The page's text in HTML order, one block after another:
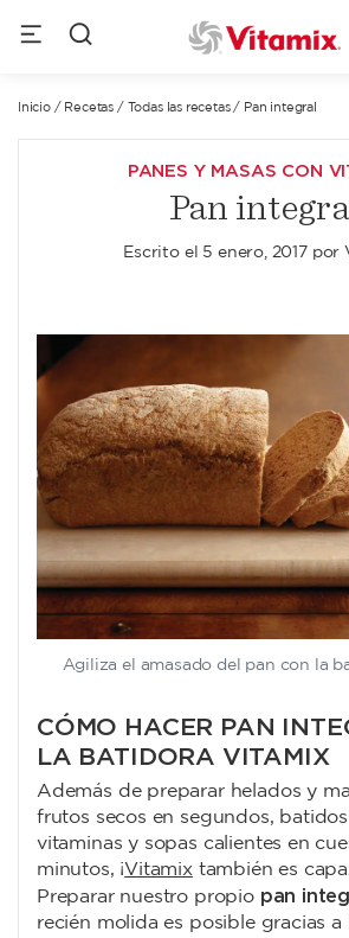
Inicio/ Recetas / Todas las recetas/ Pan integral
PANES Y MASAS CON
Pan
Escrito el 5 enero, 2017por
Agiliza el amasado del pan con la
CÓMO HACER PAN
LA BATIDORA VITAMIX
Además de preparar helados y
frutos secos en segundos,
vitaminas y sopas calientes en
minutos, ¡Vitamixtambién es
Preparar nuestro propio pan
recién molida es posible gracias a